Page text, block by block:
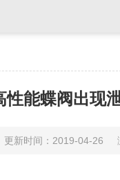
性能蝶阀出现
更新时间：2019-04-26